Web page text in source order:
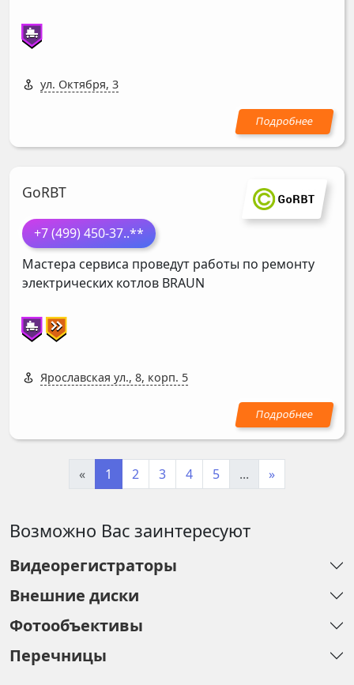
ул. Октября, 3
GoRBT
+7 (499) 450-37..**
Мастера сервиса проведут работы по ремонту
электрических котлов BRAUN
Ярославская ул., 8, корп. 5
« 1 2 3 4 5 ... »
Возможно Вас заинтересуют
Видеорегистраторы
Внешние диски
Фотообъективы
Перечницы